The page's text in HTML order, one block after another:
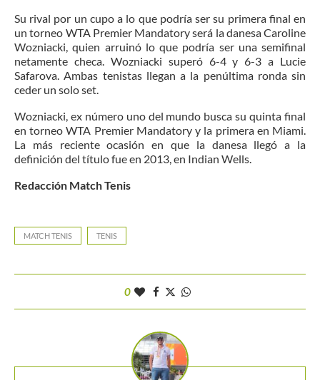
Su rival por un cupo a lo que podría ser su primera final en
un torneo WTA Premier Mandatory será la danesa Caroline
Wozniacki, quien arruinó lo que podría ser una semifinal
netamente checa. Wozniacki superó 6-4 y 6-3 a Lucie
Safarova. Ambas tenistas llegan a la penúltima ronda sin
ceder un solo set.
Wozniacki, ex número uno del mundo busca su quinta final
en torneo WTA Premier Mandatory y la primera en Miami.
La más reciente ocasión en que la danesa llegó a la
definición del título fue en 2013, en Indian Wells.
Redacción Match Tenis
MATCH TENIS TENIS
0